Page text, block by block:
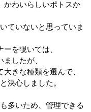
かわいらしいポトスか
ていないと思っていま
を覗いては、
したが、
きな種類を選んで、
決心しました。
多いため、管理できる